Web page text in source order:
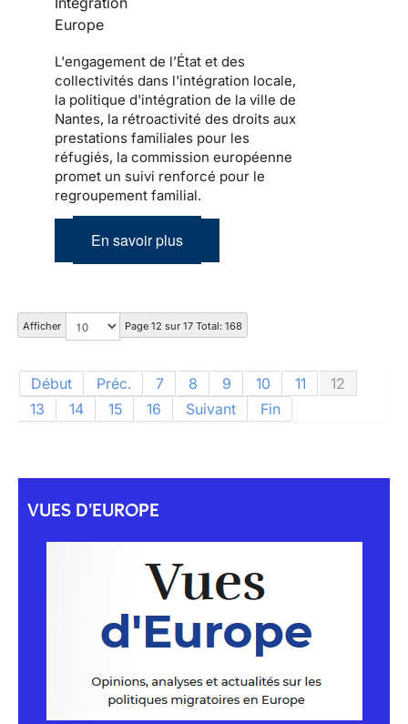
Europe
L'engagement de l’État et des
collectivités dans l'intégration locale,
la politique d'intégration de la ville de
Nantes, la rétroactivité des droits aux
prestations familiales pour les
réfugiés, la commission européenne
promet un suivi renforcé pour le
regroupement familial.
En savoir plus
Afficher Page 12 sur 17 Total: 168
Début Préc. 7 8 9 10 11
12
13
14 15 16 Suivant Fin
VUES D'EUROPE